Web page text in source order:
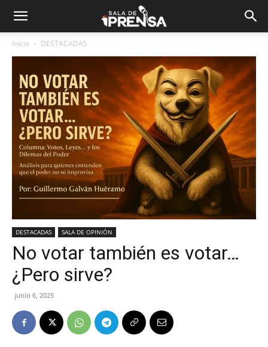
Inicio DESTACADAS
DESTACADAS SALA DE OPINIÓN
No votar también es votar…
¿Pero sirve?
junio 6, 2025